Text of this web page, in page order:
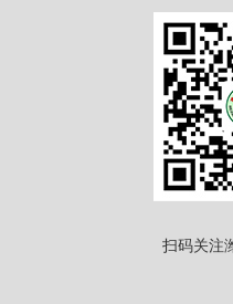
扫码关注